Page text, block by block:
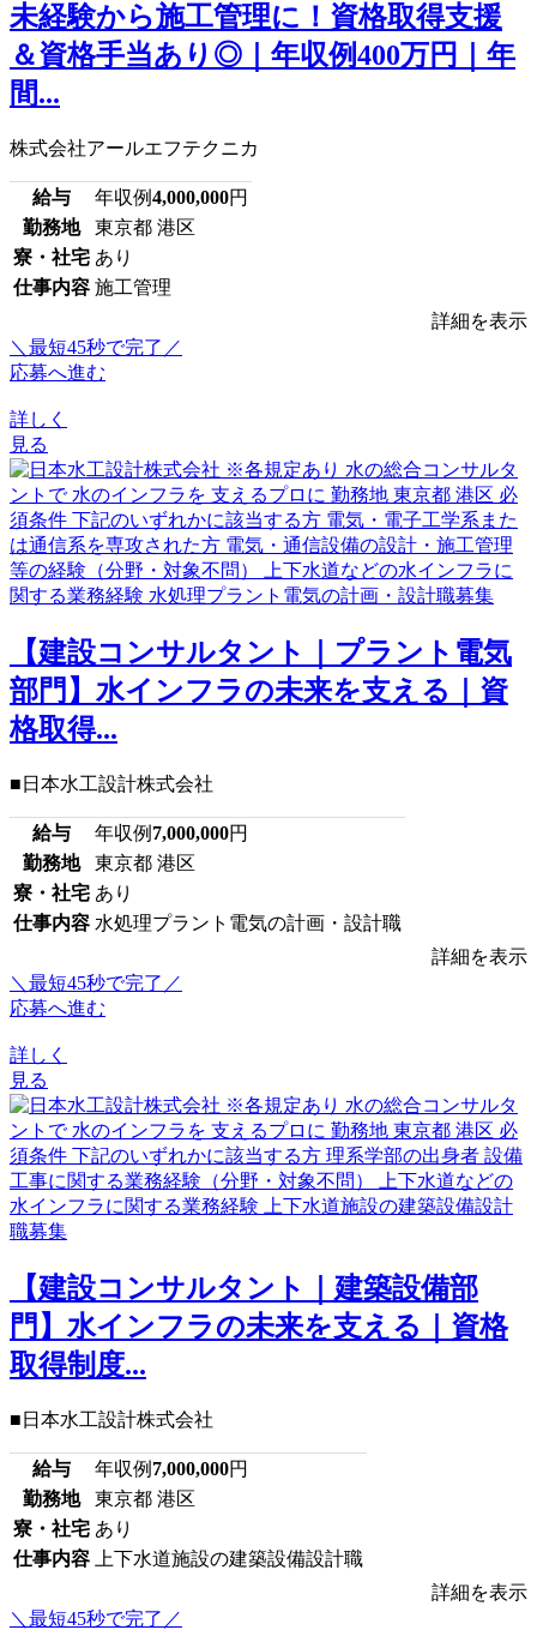
未経験から施工管理に！資格取得支援
＆資格手当あり◎｜年収例400万円｜年
間...
株式会社アールエフテクニカ
給与 年収例4,000,000円
勤務地
東京都 港区
寮・社宅 あり
仕事内容 施工管理
詳細を表示
＼最短45秒で完了／
応募へ進む
詳しく
見る
【建設コンサルタント｜プラント電気
部門】水インフラの未来を支える｜資
格取得...
■日本水工設計株式会社
給与 年収例 7,000,000円
勤務地
東京都 港区
寮・社宅 あり
仕事内容 水処理プラント電気の計画・設計職
詳細を表示
＼最短45秒で完了／
応募へ進む
詳しく
見る
【建設コンサルタント｜建築設備部
門】水インフラの未来を支える｜資格
取得制度...
■日本水工設計株式会社
給与 年収例 7,000,000円
勤務地
東京都 港区
寮・社宅 あり
仕事内容
上下水道施設の建築設備設計職
詳細を表示
＼最短45秒で完了／